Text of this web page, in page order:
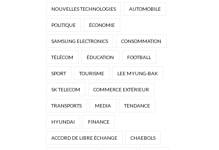
NOUVELLES TECHNOLOGIES AUTOMOBILE
POLITIQUE ÉCONOMIE
SAMSUNG ELECTRONICS CONSOMMATION
TÉLÉCOM ÉDUCATION FOOTBALL
SPORT TOURISME LEE MYUNG-BAK
SK TELECOM COMMERCE EXTÉRIEUR
TRANSPORTS MEDIA TENDANCE
HYUNDAI FINANCE
ACCORD DE LIBRE ÉCHANGE CHAEBOLS